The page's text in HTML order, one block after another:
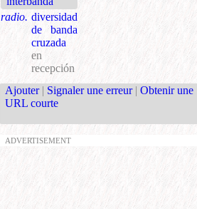
radio. diversidad
de banda
cruzada
en
recepción
Ajouter | Signaler une erreur | Obtenir une
URL courte
ADVERTISEMENT